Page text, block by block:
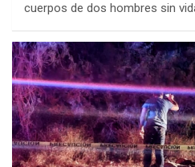
cuerpos de dos hombres sin